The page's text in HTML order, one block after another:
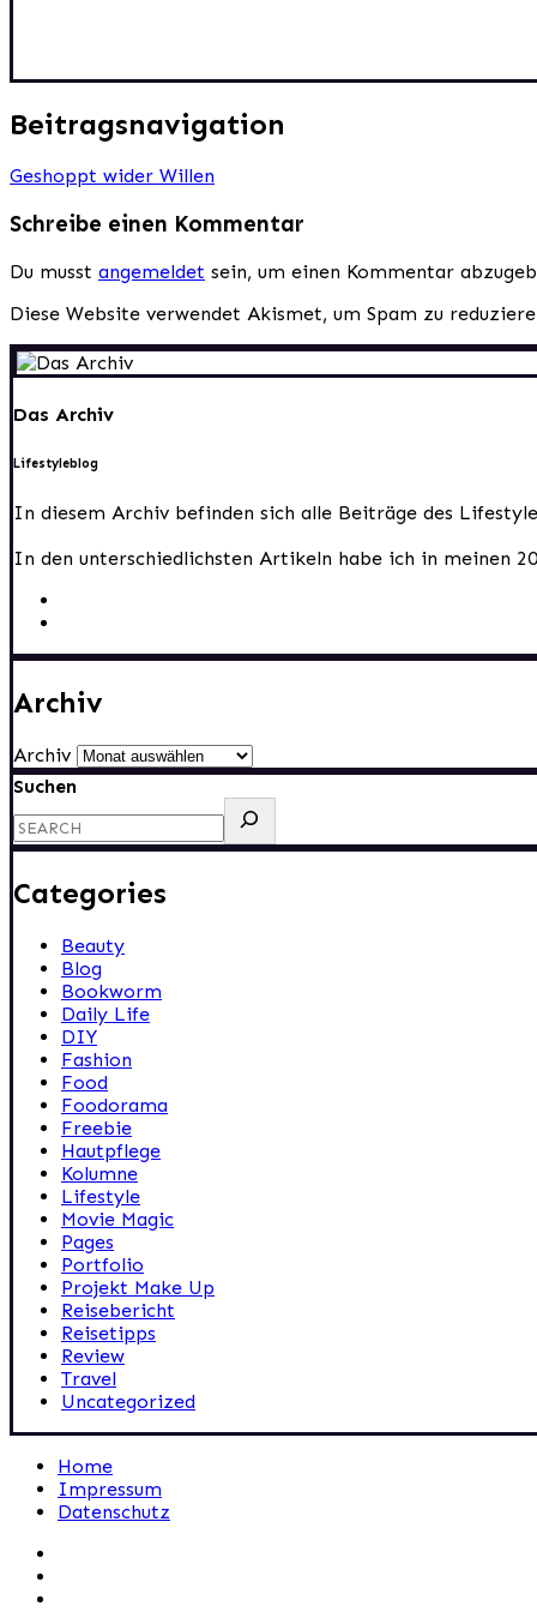
Beitragsnavigation
Geshoppt wider Willen
Schreibe einen Kommentar
Du musst angemeldet sein, um einen Kommentar
Diese Website verwendet Akismet, um Spam zu
Das Archiv
Lifestyleblog
In diesem Archiv befinden sich alle Beiträge des
In den unterschiedlichsten Artikeln habe ich in meinen
Archiv
Archiv
Suchen
Categories
Beauty
Blog
Bookworm
Daily Life
DIY
Fashion
Food
Foodorama
Freebie
Hautpflege
Kolumne
Lifestyle
Movie Magic
Pages
Portfolio
Projekt Make Up
Reisebericht
Reisetipps
Review
Travel
Uncategorized
Home
Impressum
Datenschutz